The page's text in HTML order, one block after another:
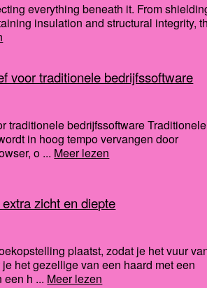
everything beneath it. From
insulation and structural integrity,
voor traditionele bedrijfssoftware
traditionele bedrijfssoftware Traditionele
in hoog tempo vervangen door
o ... Meer lezen
zicht en diepte
plaatst, zodat je het vuur
het gezellige van een haard met een
h ... Meer lezen